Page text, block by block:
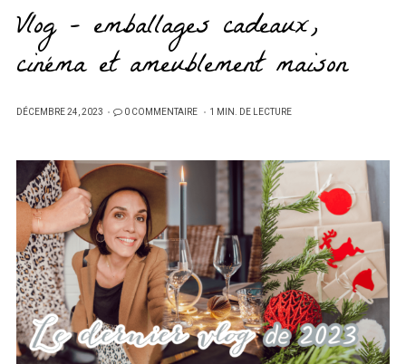
Vlog – emballages cadeaux,
cinéma et ameublement maison
PUBLIÉ
DÉCEMBRE 24, 2023 0 COMMENTAIRE 1 MIN. DE LECTURE